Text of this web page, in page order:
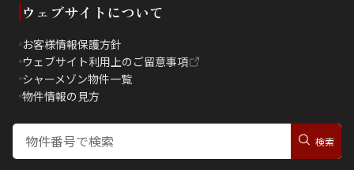
ウェブサイトについて
お客様情報保護方針
ウェブサイト利用上のご留意事項
シャーメゾン物件一覧
物件情報の見方